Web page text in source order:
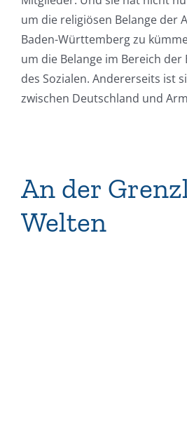
um die religiösen Belange der
Baden-Württemberg zu
um die Belange im Bereich
des Sozialen. Andererseits ist
zwischen Deutschland und
An der
Welten